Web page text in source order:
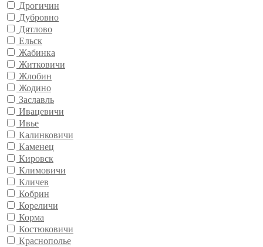
Дрогичин
Дубровно
Дятлово
Ельск
Жабинка
Житковичи
Жлобин
Жодино
Заславль
Ивацевичи
Ивье
Калинковичи
Каменец
Кировск
Климовичи
Кличев
Кобрин
Кореличи
Корма
Костюковичи
Краснополье